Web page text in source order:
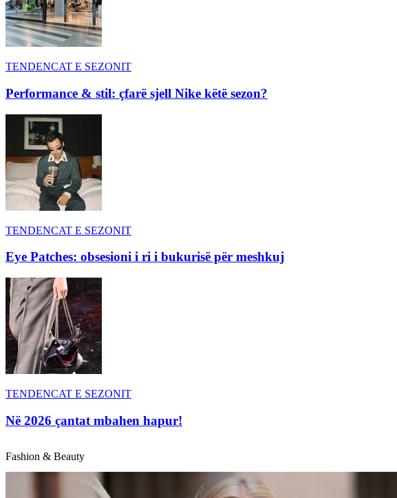
TENDENCAT E SEZONIT
Performance & stil: çfarë sjell Nike këtë sezon?
TENDENCAT E SEZONIT
Eye Patches: obsesioni i ri i bukurisë për meshkuj
TENDENCAT E SEZONIT
Në 2026 çantat mbahen hapur!
Fashion & Beauty